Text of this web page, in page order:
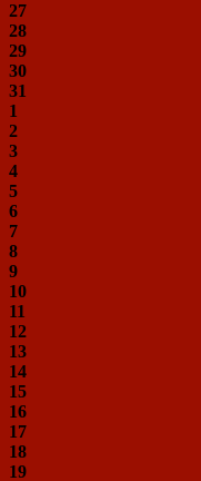
27
28
29
30
31
1
2
3
4
5
6
7
8
9
10
11
12
13
14
15
16
17
18
19